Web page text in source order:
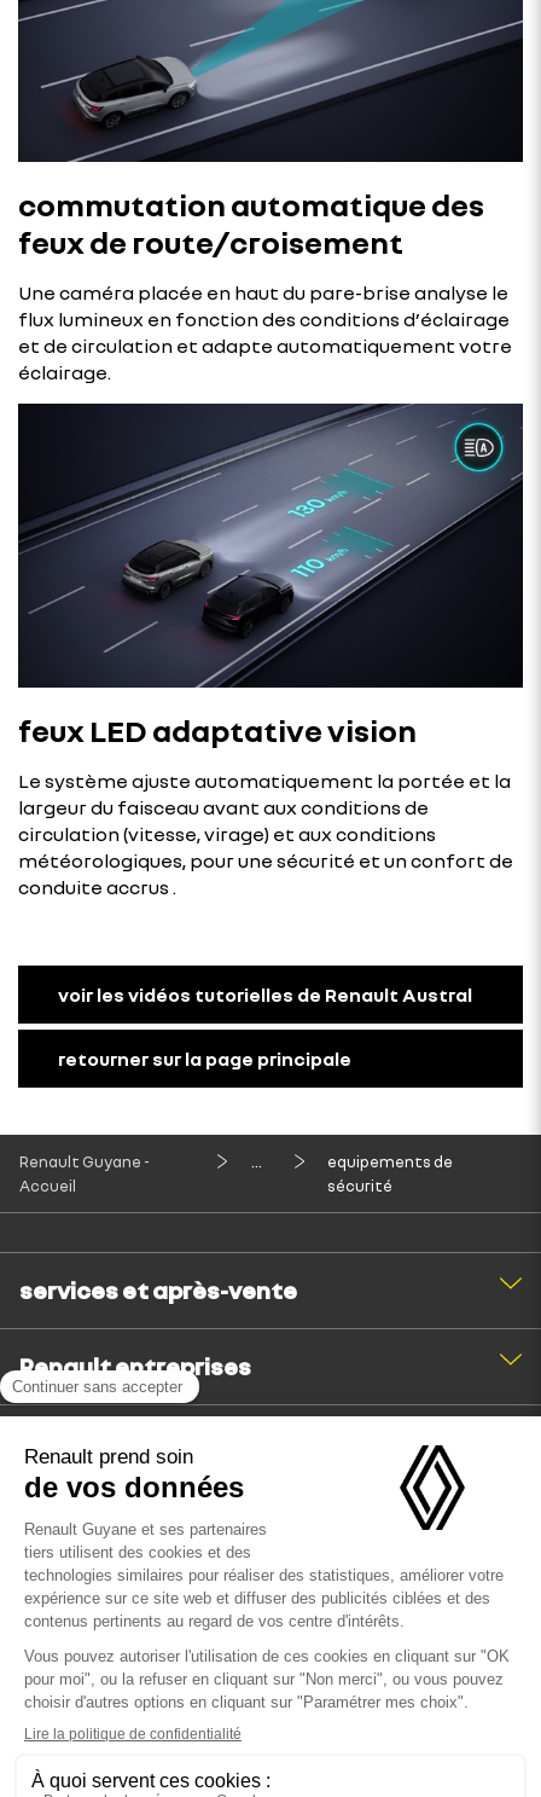
commutation automatique des
feux de route/croisement
Une caméra placée en haut du pare-brise analyse le
flux lumineux en fonction des conditions d’éclairage
et de circulation et adapte automatiquement votre
éclairage.
feux LED adaptative vision
Le système ajuste automatiquement la portée et la
largeur du faisceau avant aux conditions de
circulation (vitesse, virage) et aux conditions
météorologiques, pour une sécurité et un confort de
conduite accrus .
voir les vidéos tutorielles de Renault Austral
retourner sur la page principale